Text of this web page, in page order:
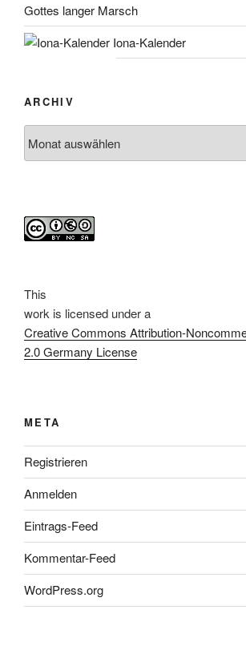
Gottes langer Marsch
Iona-Kalender
ARCHIV
This
work is licensed under a
Creative Commons Attribution-
2.0 Germany License
META
Registrieren
Anmelden
Eintrags-Feed
Kommentar-Feed
WordPress.org